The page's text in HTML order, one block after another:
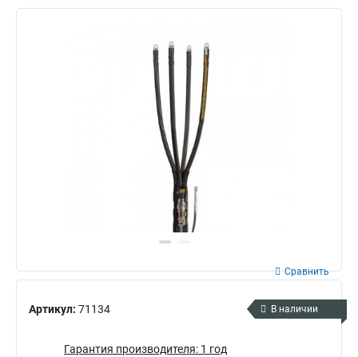
Артикул: 71134
Сравнить
В наличии
Гарантия производителя: 1 год